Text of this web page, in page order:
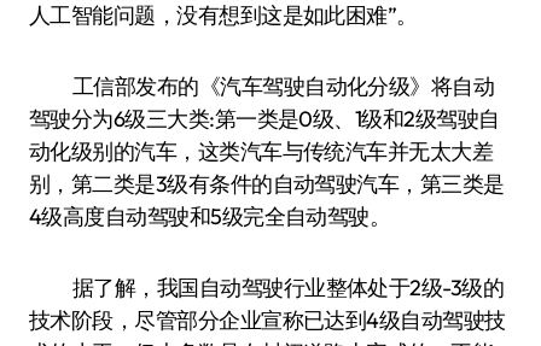
人工智能问题，没有想到这是如此困难”。
工信部发布的《汽车驾驶自动化分级》将自动
驾驶分为6级三大类:第一类是0级、1级和2级驾驶自
动化级别的汽车，这类汽车与传统汽车并无太大差
别，第二类是3级有条件的自动驾驶汽车，第三类是
4级高度自动驾驶和5级完全自动驾驶。
据了解，我国自动驾驶行业整体处于2级-3级的
技术阶段，尽管部分企业宣称已达到4级自动驾驶技